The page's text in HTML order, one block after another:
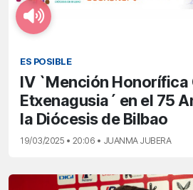
ES POSIBLE
IV `Mención Honorífica
Etxenagusia´ en el 75
la Diócesis de Bilbao
19/03/2025 • 20:06 • JUANMA JUBERA